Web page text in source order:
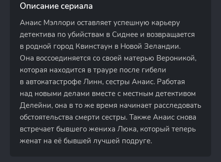
Описание сериала
Анаис Мэллори оставляет успешную карьеру
детектива по убийствам в Сиднее и возвращается
в родной город Квинстаун в Новой Зеландии.
Она воссоединяется со своей матерью Вероникой,
которая находится в трауре после гибели
в автокатастрофе Линн, сестры Анаис. Работая
над новыми делами вместе с местным детективом
Делейни, она в то же время начинает расследовать
обстоятельства смерти сестры. Также Анаис снова
встречает бывшего жениха Люка, который теперь
женат на её бывшей лучшей подруге.